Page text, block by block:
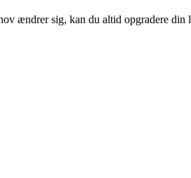
ændrer sig, kan du altid opgradere